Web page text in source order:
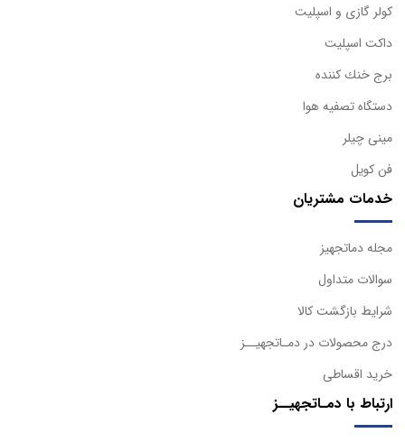
كولر گازی و اسپليت
داكت اسپليت
برج خنك كننده
دستگاه تصفيه هوا
مینی چیلر
فن کویل
خدمات مشتریان
مجله دماتجهیز
سوالات متداول
شرایط بازگشت کالا
درج محصولات در دمـاتجهیــز
خرید اقساطی
ارتباط با دمـاتجهیــز